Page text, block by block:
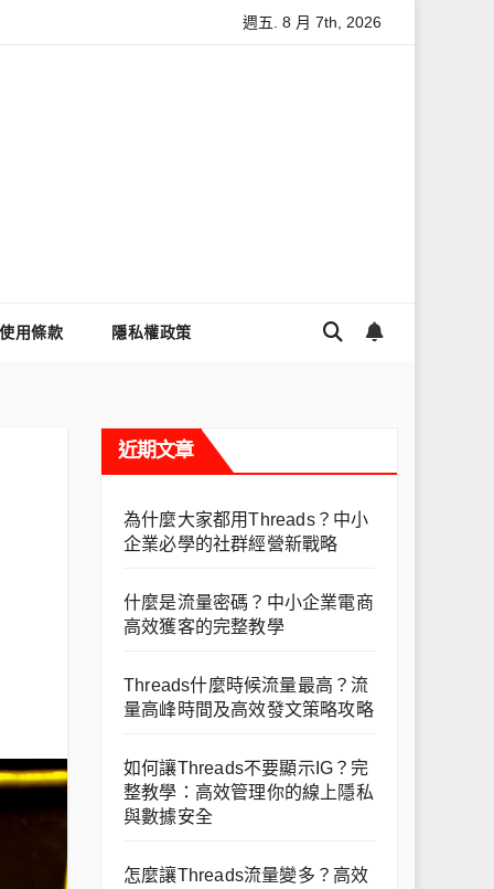
麼讓Threads流量變多？高效提升流量的完整教學
週五. 8 月 7th, 2026
使用條款 隱私權政策
近期文章
為什麼大家都用Threads？中小
企業必學的社群經營新戰略
什麼是流量密碼？中小企業電商
高效獲客的完整教學
Threads什麼時候流量最高？流
量高峰時間及高效發文策略攻略
如何讓Threads不要顯示IG？完
整教學：高效管理你的線上隱私
與數據安全
怎麼讓Threads流量變多？高效